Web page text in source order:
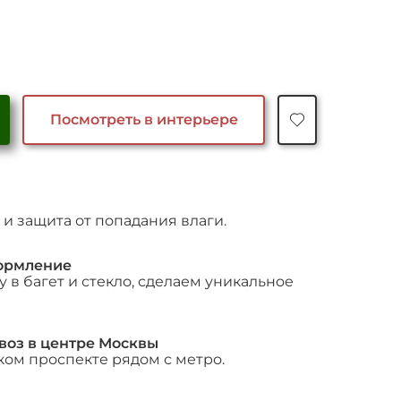
Посмотреть в интерьере
защита от попадания влаги.
багет и стекло, сделаем уникальное
в центре Москвы
проспекте рядом с метро.